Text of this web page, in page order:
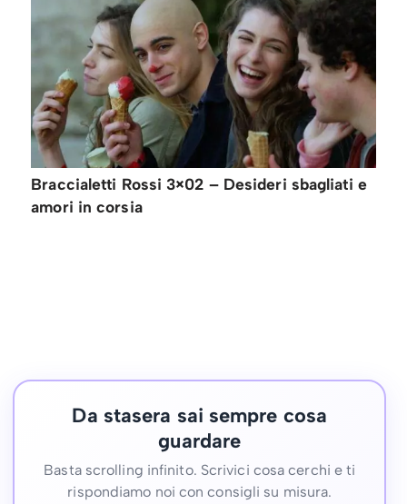
Braccialetti Rossi 3×02 – Desideri sbagliati e
amori in corsia
Da stasera sai sempre cosa
guardare
Basta scrolling infinito. Scrivici cosa cerchi e ti
rispondiamo noi con consigli su misura.